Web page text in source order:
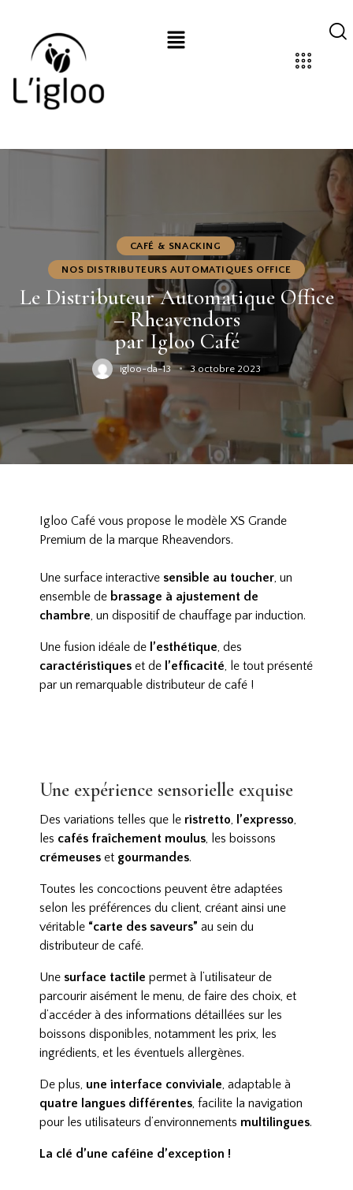
CAFÉ & SNACKING
NOS DISTRIBUTEURS AUTOMATIQUES OFFICE
Le Distributeur Automatique Office
– Rheavendors
par Igloo Café
igloo-da-13 3 octobre 2023
Igloo Café vous propose le modèle XS Grande
Premium de la marque Rheavendors.
Une surface interactive sensible au toucher, un
ensemble de brassage à ajustement de
chambre, un dispositif de chauffage par induction.
Une fusion idéale de l’esthétique, des
caractéristiques et de l’efficacité, le tout présenté
par un remarquable distributeur de café !
Une expérience sensorielle exquise
Des variations telles que le ristretto, l’expresso,
les cafés fraîchement moulus, les boissons
crémeuses et gourmandes.
Toutes les concoctions peuvent être adaptées
selon les préférences du client, créant ainsi une
véritable “carte des saveurs” au sein du
distributeur de café.
Une surface tactile permet à l’utilisateur de
parcourir aisément le menu, de faire des choix, et
d’accéder à des informations détaillées sur les
boissons disponibles, notamment les prix, les
ingrédients, et les éventuels allergènes.
De plus, une interface conviviale, adaptable à
quatre langues différentes, facilite la navigation
pour les utilisateurs d’environnements multilingues.
La clé d’une caféine d’exception !